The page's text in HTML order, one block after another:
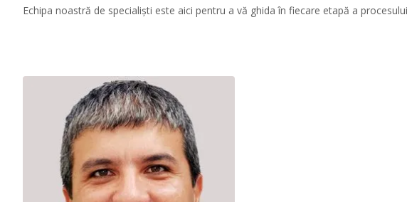
Echipa noastră de specialiști este aici pentru a vă ghida în fiecare etapă a